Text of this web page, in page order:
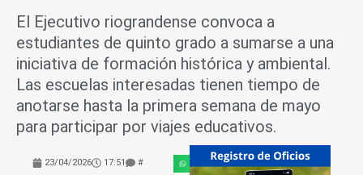
El Ejecutivo riograndense convoca a
estudiantes de quinto grado a sumarse a una
iniciativa de formación histórica y ambiental.
Las escuelas interesadas tienen tiempo de
anotarse hasta la primera semana de mayo
para participar por viajes educativos.
23/04/2026 17:51 #